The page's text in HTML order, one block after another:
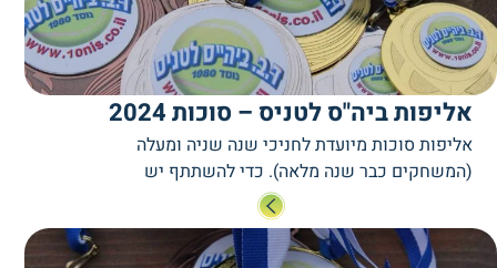
אליפות ביה"ס לטניס – סוכות 2024
אליפות סוכות מיועדת לחניכי שנה שניה ומעלה
(המשחקים כבר שנה מלאה). כדי להשתתף יש
להירשם באתר. האליפות תתקיים כשבועיים לאחר
סוכות, והחניכים יחולקו לקטגוריות שבכל אחת יתחרו
חניכים בגיל ורמה דומים.